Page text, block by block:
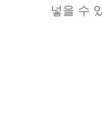
넣을 수